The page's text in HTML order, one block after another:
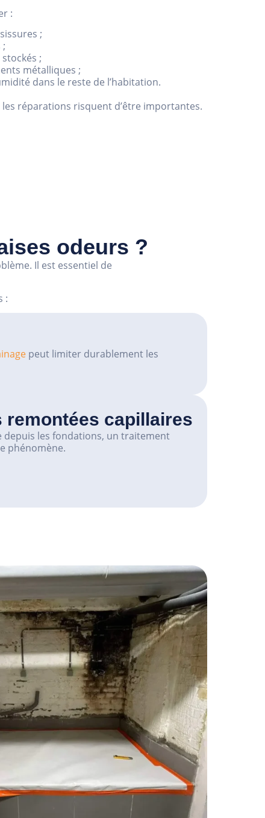
:
;
;
métalliques ;
dans le reste de l’habitation.
réparations risquent d’être importantes.
odeurs ?
Il est essentiel de
:
peut limiter durablement les
remontées capillaires
depuis les fondations, un traitement
phénomène.